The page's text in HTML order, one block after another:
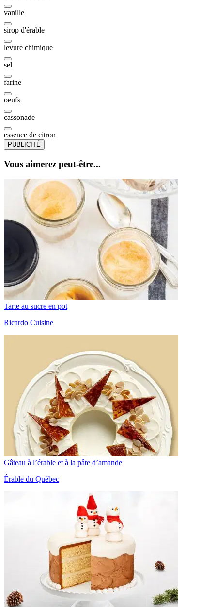
vanille
sirop d'érable
levure chimique
sel
farine
oeufs
cassonade
essence de citron
PUBLICITÉ
Vous aimerez peut-être...
Tarte au sucre en pot
Ricardo Cuisine
Gâteau à l’érable et à la pâte d’amande
Érable du Québec